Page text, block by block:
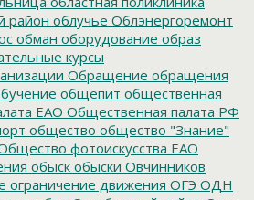
район облучье Облэнергоремонт
обман оборудование образ
курсы
Обращение обращения
общепит общественная
ЕАО Общественная палата РФ
общество общество "Знание"
фотоискусства ЕАО
обыск обыски Овчинников
ограничение движения ОГЭ ОДН